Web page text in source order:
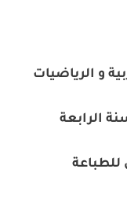
و الرياضيات
الرابعة